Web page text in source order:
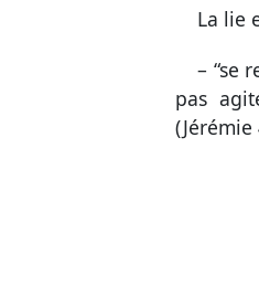
La lie
– “se
pas
(Jérémie